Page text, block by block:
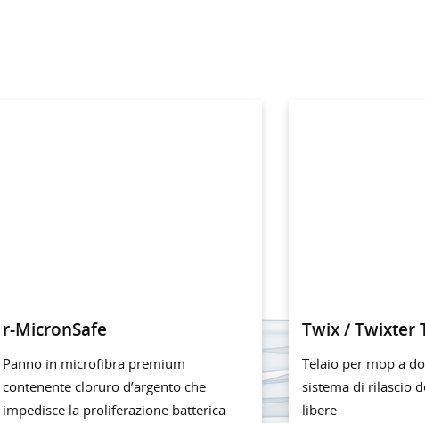
r-MicronSafe
Panno in microfibra premium
contenente cloruro d’argento che
impedisce la proliferazione batterica
Twix / Twixter
Telaio per mop a
sistema di rilascio
libere